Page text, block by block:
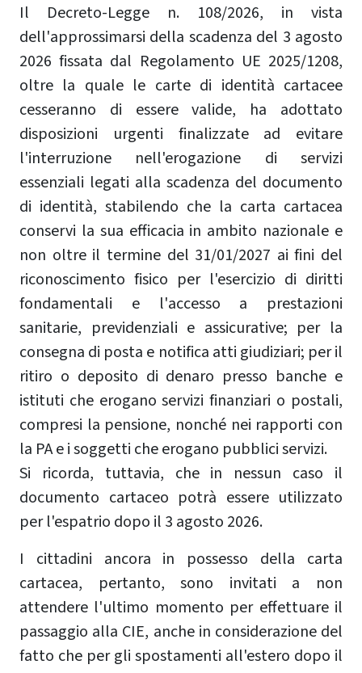
Il Decreto-Legge n. 108/2026, in vista
dell'approssimarsi della scadenza del 3 agosto
2026 fissata dal Regolamento UE 2025/1208,
oltre la quale le carte di identità cartacee
cesseranno di essere valide, ha adottato
disposizioni urgenti finalizzate ad evitare
l'interruzione nell'erogazione di servizi
essenziali legati alla scadenza del documento
di identità, stabilendo che la carta cartacea
conservi la sua efficacia in ambito nazionale e
non oltre il termine del 31/01/2027 ai fini del
riconoscimento fisico per l'esercizio di diritti
fondamentali e l'accesso a prestazioni
sanitarie, previdenziali e assicurative; per la
consegna di posta e notifica atti giudiziari; per il
ritiro o deposito di denaro presso banche e
istituti che erogano servizi finanziari o postali,
compresi la pensione, nonché nei rapporti con
la PA e i soggetti che erogano pubblici servizi.
Si ricorda, tuttavia, che in nessun caso il
documento cartaceo potrà essere utilizzato
per l'espatrio dopo il 3 agosto 2026.
I cittadini ancora in possesso della carta
cartacea, pertanto, sono invitati a non
attendere l'ultimo momento per effettuare il
passaggio alla CIE, anche in considerazione del
fatto che per gli spostamenti all'estero dopo il